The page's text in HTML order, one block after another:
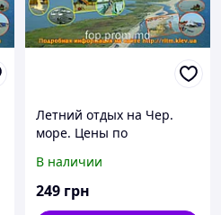
Летний отдых на Чер.
море. Цены по
Оздоровительный центр
на курорте КАТРАНКА в
Одесской области.
В наличии
249 грн